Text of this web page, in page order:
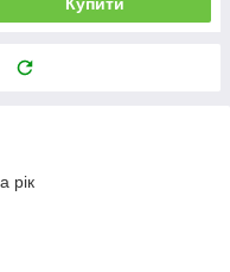
Купити
рік